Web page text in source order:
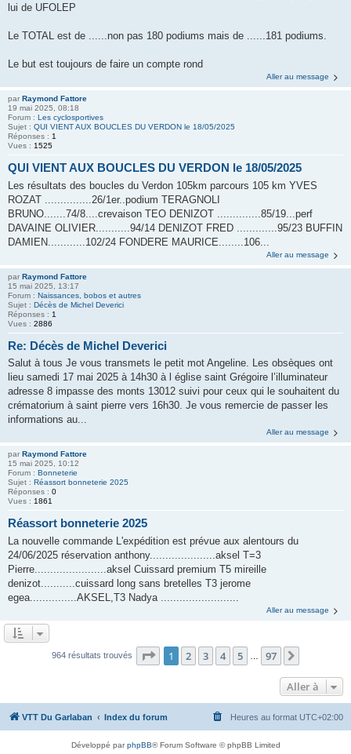
lui de UFOLEP
Le TOTAL est de ......non pas 180 podiums mais de ......181 podiums.
Le but est toujours de faire un compte rond
Aller au message
par Raymond Fattore
19 mai 2025, 08:18
Forum : Les cyclosportives
Sujet : QUI VIENT AUX BOUCLES DU VERDON le 18/05/2025
Réponses : 1
Vues : 1525
QUI VIENT AUX BOUCLES DU VERDON le 18/05/2025
Les résultats des boucles du Verdon 105km parcours 105 km YVES
ROZAT ...............26/1er..podium TERAGNOLI
BRUNO.......74/8....crevaison TEO DENIZOT ..............85/19...perf
DAVAINE OLIVIER...........94/14 DENIZOT FRED .............95/23 BUFFIN
DAMIEN............102/24 FONDERE MAURICE........106...
Aller au message
par Raymond Fattore
15 mai 2025, 13:17
Forum : Naissances, bobos et autres
Sujet : Décès de Michel Deverici
Réponses : 1
Vues : 2886
Re: Décès de Michel Deverici
Salut à tous Je vous transmets le petit mot Angeline. Les obsèques ont
lieu samedi 17 mai 2025 à 14h30 à l église saint Grégoire l’illuminateur
adresse 8 impasse des monts 13012 suivi pour ceux qui le souhaitent du
crématorium à saint pierre vers 16h30. Je vous remercie de passer les
informations au...
Aller au message
par Raymond Fattore
15 mai 2025, 10:12
Forum : Bonneterie
Sujet : Réassort bonneterie 2025
Réponses : 0
Vues : 1861
Réassort bonneterie 2025
La nouvelle commande L'expédition est prévue aux alentours du
24/06/2025 réservation anthony.....................aksel T=3
Pierre.......................aksel Cuissard premium T5 mireille
denizot...........cuissard long sans bretelles T3 jerome
egea...............AKSEL,T3 Nadya .........................
Aller au message
964 résultats trouvés Page 1sur97
1 2 3 4 5 97
Aller à
VTT Du Garlaban Index du forum Heures au format UTC+02:00
Développé parphpBB® Forum Software © phpBB Limited